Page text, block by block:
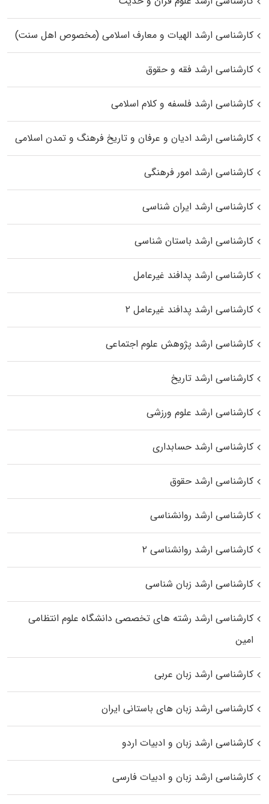
کارشناسی ارشد الهیات و معارف اسلامی (مخصوص اهل سنت)
کارشناسی ارشد فقه و حقوق
کارشناسی ارشد فلسفه و کلام اسلامی
کارشناسی ارشد ادیان و عرفان و تاریخ فرهنگ و تمدن اسلامی
کارشناسی ارشد امور فرهنگی
کارشناسی ارشد ایران شناسی
کارشناسی ارشد باستان شناسی
کارشناسی ارشد پدافند غیرعامل
کارشناسی ارشد پدافند غیرعامل ۲
کارشناسی ارشد پژوهش علوم اجتماعی
کارشناسی ارشد تاریخ
کارشناسی ارشد علوم ورزشی
کارشناسی ارشد حسابداری
کارشناسی ارشد حقوق
کارشناسی ارشد روانشناسی
کارشناسی ارشد روانشناسی ۲
کارشناسی ارشد زبان شناسی
کارشناسی ارشد رﺷﺘﻪ ﻫﺎی تخصصی داﻧﺸﮕﺎه ﻋﻠﻮم انتظامی
اﻣﻴﻦ
کارشناسی ارشد زبان عربی
کارشناسی ارشد زبان‌ های باستانی ایران
کارشناسی ارشد زبان و ادبیات اردو
کارشناسی ارشد زبان و ادبیات فارسی